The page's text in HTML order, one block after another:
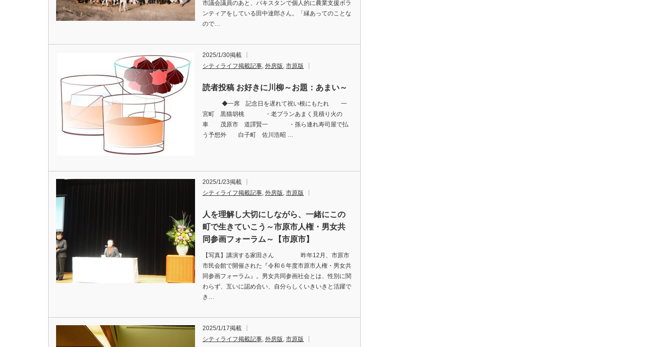
市議会議員のあと、パキスタンで個人的に農業支援ボラ
ンティアをしている田中達郎さん。「縁あってのことな
ので…
2025/1/30掲載
シティライフ掲載記事, 外房版, 市原版
読者投稿 お好きに川柳～お題：あまい～
◆一席 記念日を遅れて祝い根にもたれ 一
宮町 黒猫胡桃 ・老プランあまく見積り火の
車 茂原市 道譯賢一 ・孫ら連れ寿司屋で払
う予想外 白子町 佐川浩昭 …
2025/1/23掲載
シティライフ掲載記事, 外房版, 市原版
人を理解し大切にしながら、一緒にこの
町で生きていこう～市原市人権・男女共
同参画フォーラム～【市原市】
【写真】講演する家田さん 昨年12月、市原市
市民会館で開催された『令和６年度市原市人権・男女共
同参画フォーラム』。男女共同参画社会とは、性別に関
わらず、互いに認め合い、自分らしくいきいきと活躍で
き…
2025/1/17掲載
シティライフ掲載記事, 外房版, 市原版